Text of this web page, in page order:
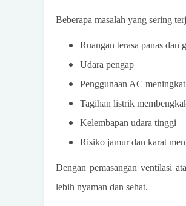
Beberapa masalah yang sering
Ruangan terasa panas dan
Udara pengap
Penggunaan AC meningkat
Tagihan listrik
Kelembapan udara tinggi
Risiko jamur dan karat
Dengan pemasangan ventilasi
lebih nyaman dan sehat.